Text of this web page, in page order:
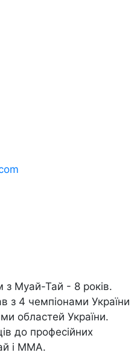
з Муай-Тай - 8 років.
з 4 чемпіонами України
областей України.
до професійних
і ММА.